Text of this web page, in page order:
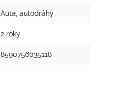
Auta, autodráhy
2 roky
8590756035118